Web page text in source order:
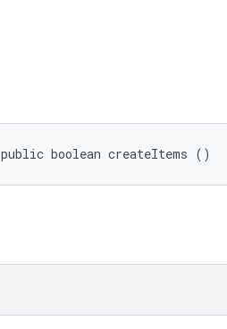
public boolean createItems ()